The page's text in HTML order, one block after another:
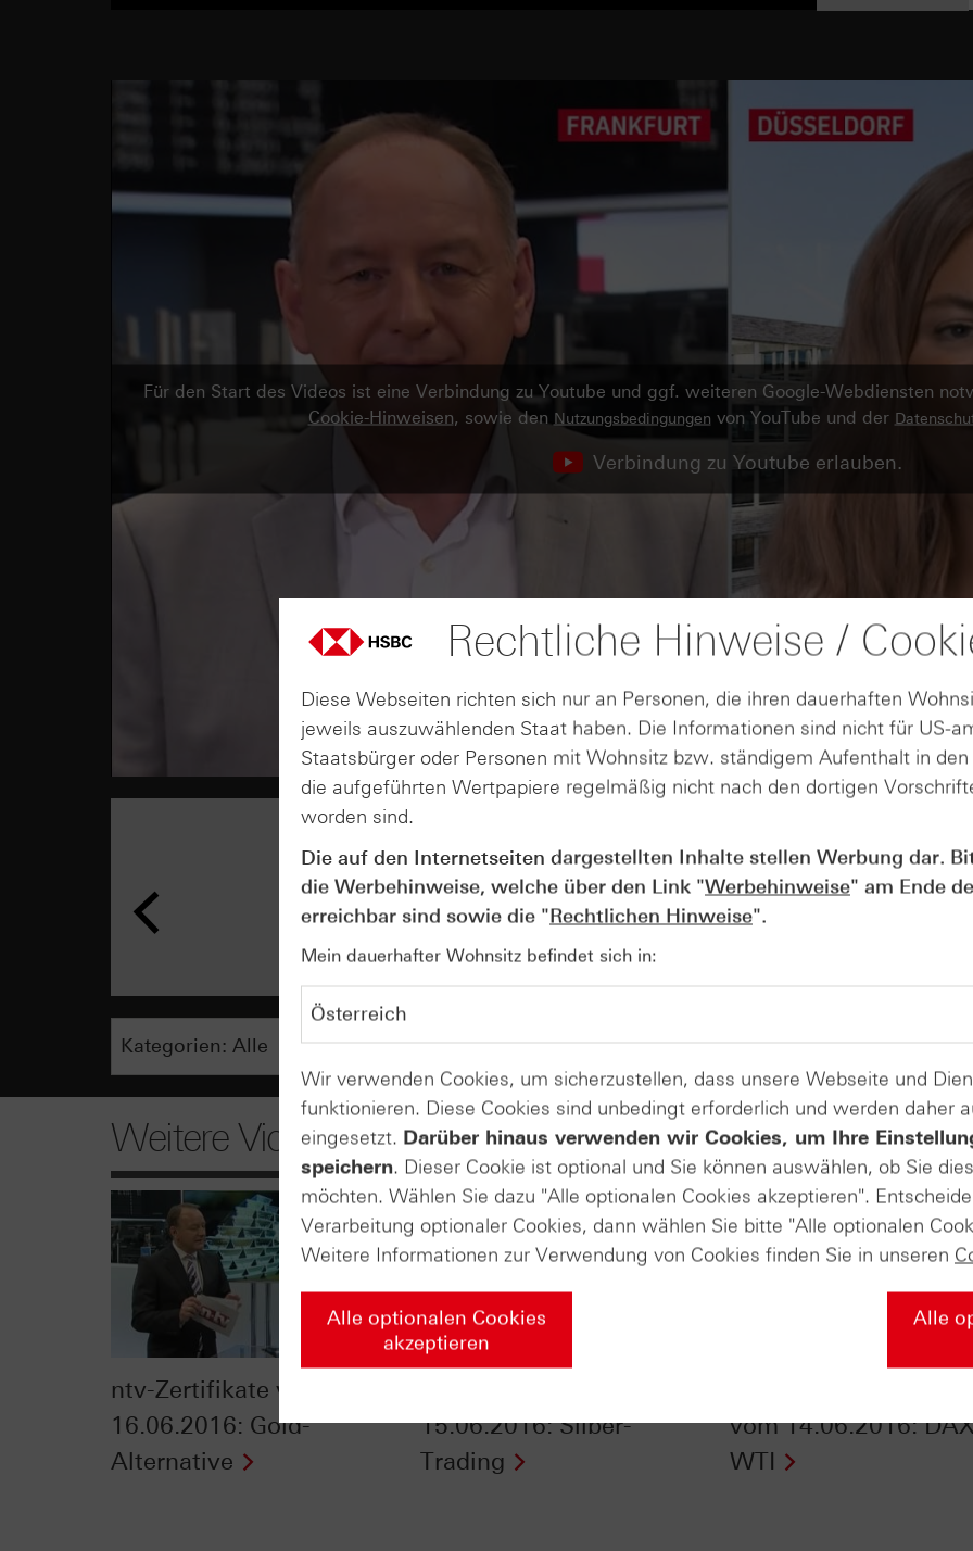
Für den Start des Videos ist eine Verbindung zu Youtube und ggf. weiteren Google-Webdiensten
Cookie-Hinweisen, sowie den Nutzungsbedingungen von YouTube und der
Verbindung zu Youtube erlauben.
AUGUST
04
Der Blick ins Kleingedruckte:
Kündigungen bei Derivaten -
vom 04.08.2026
Weitere Videos
ntv-Zertifikate vom
16.06.2016: Gold-
Alternative
15.06.2016: Silber-
Trading
vom 14.06.2016:
WTI
Rechtliche Hinweise /
Diese Webseiten richten sich nur an Personen, die ihren dauerhaften
jeweils auszuwählenden Staat haben. Die Informationen sind nicht für US-
Staatsbürger oder Personen mit Wohnsitz bzw. ständigem Aufenthalt in
die aufgeführten Wertpapiere regelmäßig nicht nach den dortigen
worden sind.
Die auf den Internetseiten dargestellten Inhalte stellen Werbung dar.
die Werbehinweise, welche über den Link "Werbehinweise" am Ende
erreichbar sind sowie die "Rechtlichen Hinweise".
Mein dauerhafter Wohnsitz befindet sich in:
Wir verwenden Cookies, um sicherzustellen, dass unsere Webseite und
funktionieren. Diese Cookies sind unbedingt erforderlich und werden daher
eingesetzt. Darüber hinaus verwenden wir Cookies, um Ihre
speichern. Dieser Cookie ist optional und Sie können auswählen, ob Sie
möchten. Wählen Sie dazu "Alle optionalen Cookies akzeptieren".
Verarbeitung optionaler Cookies, dann wählen Sie bitte "Alle optionalen
Weitere Informationen zur Verwendung von Cookies finden Sie in unseren
Alle optionalen Cookies
akzeptieren
Alle